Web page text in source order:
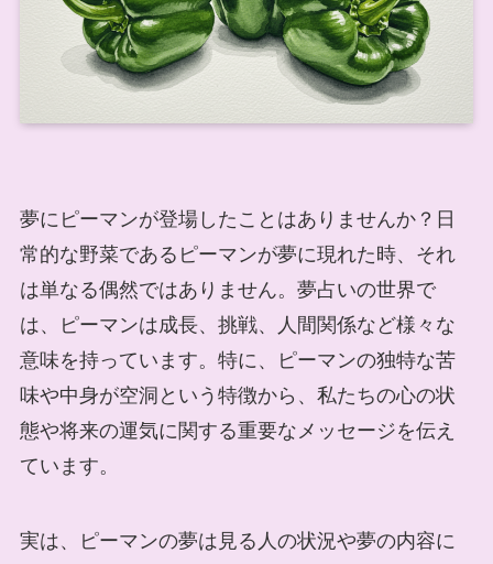
夢にピーマンが登場したことはありませんか？日
常的な野菜であるピーマンが夢に現れた時、それ
は単なる偶然ではありません。夢占いの世界で
は、ピーマンは成長、挑戦、人間関係など様々な
意味を持っています。特に、ピーマンの独特な苦
味や中身が空洞という特徴から、私たちの心の状
態や将来の運気に関する重要なメッセージを伝え
ています。
実は、ピーマンの夢は見る人の状況や夢の内容に